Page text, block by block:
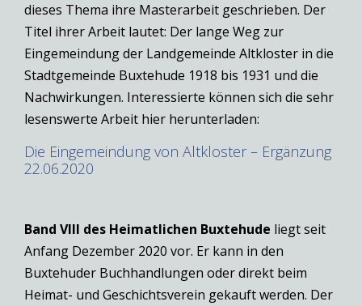
dieses Thema ihre Masterarbeit geschrieben. Der
Titel ihrer Arbeit lautet: Der lange Weg zur
Eingemeindung der Landgemeinde Altkloster in die
Stadtgemeinde Buxtehude 1918 bis 1931 und die
Nachwirkungen. Interessierte können sich die sehr
lesenswerte Arbeit hier herunterladen:
Die Eingemeindung von Altkloster – Ergänzung
22.06.2020
Band VIII des Heimatlichen Buxtehude liegt seit
Anfang Dezember 2020 vor. Er kann in den
Buxtehuder Buchhandlungen oder direkt beim
Heimat- und Geschichtsverein gekauft werden. Der